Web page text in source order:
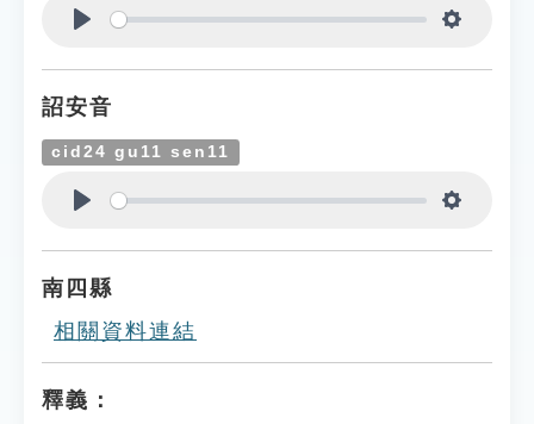
詔安音
cid24 gu11 sen11
南四縣
相關資料連結
釋義：